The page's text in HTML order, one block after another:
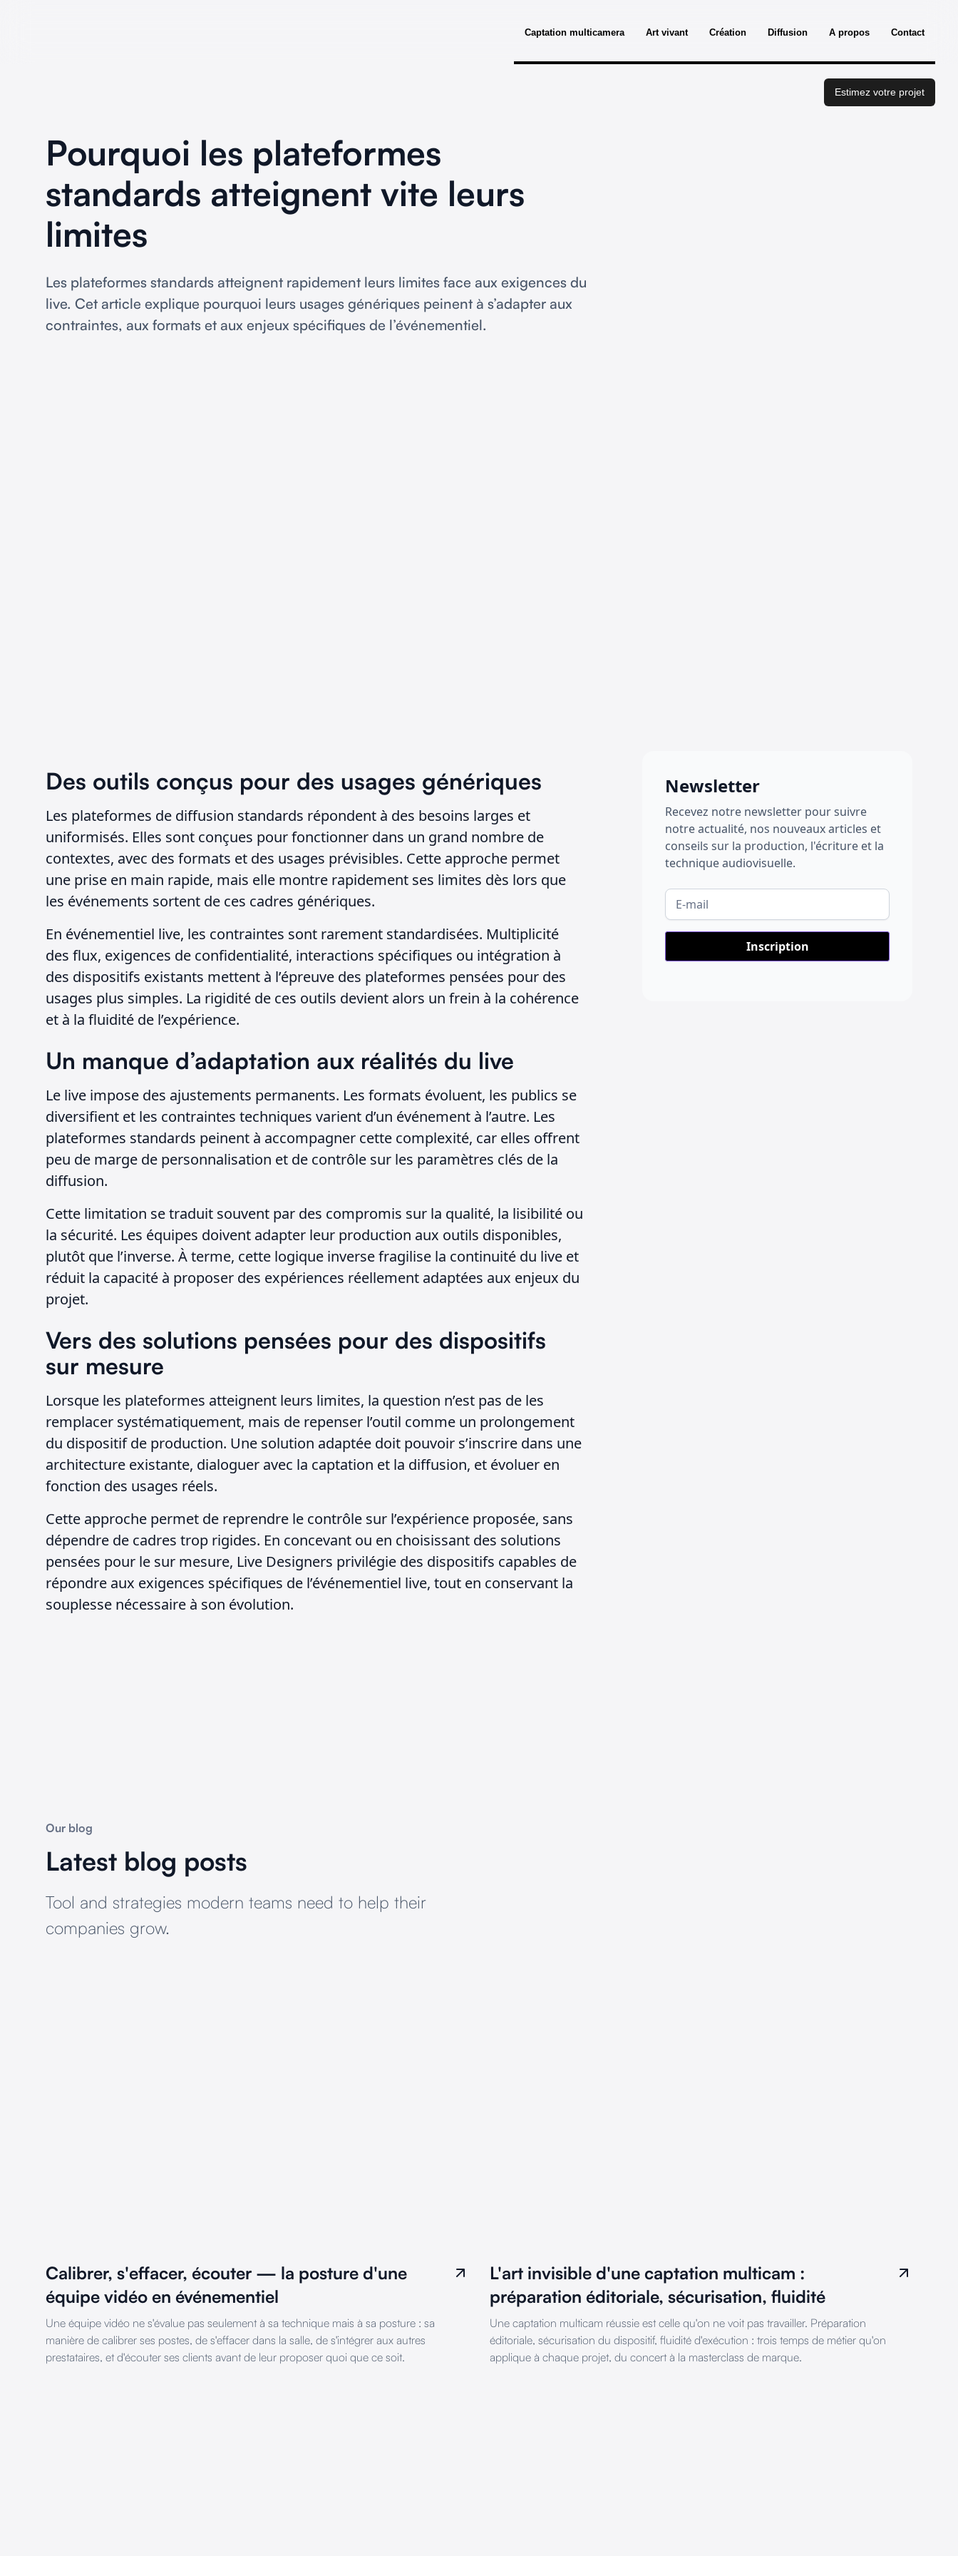
Captation multicamera Art vivant Création Diffusion A propos Contact
Estimez votre projet
Pourquoi les plateformes
standards atteignent vite leurs
limites
Les plateformes standards atteignent rapidement leurs limites face aux exigences du
live. Cet article explique pourquoi leurs usages génériques peinent à s’adapter aux
contraintes, aux formats et aux enjeux spécifiques de l’événementiel.
Des outils conçus pour des usages génériques
Les plateformes de diffusion standards répondent à des besoins larges et
uniformisés. Elles sont conçues pour fonctionner dans un grand nombre de
contextes, avec des formats et des usages prévisibles. Cette approche permet
une prise en main rapide, mais elle montre rapidement ses limites dès lors que
les événements sortent de ces cadres génériques.
En événementiel live, les contraintes sont rarement standardisées. Multiplicité
des flux, exigences de confidentialité, interactions spécifiques ou intégration à
des dispositifs existants mettent à l’épreuve des plateformes pensées pour des
usages plus simples. La rigidité de ces outils devient alors un frein à la cohérence
et à la fluidité de l’expérience.
Un manque d’adaptation aux réalités du live
Le live impose des ajustements permanents. Les formats évoluent, les publics se
diversifient et les contraintes techniques varient d’un événement à l’autre. Les
plateformes standards peinent à accompagner cette complexité, car elles offrent
peu de marge de personnalisation et de contrôle sur les paramètres clés de la
diffusion.
Cette limitation se traduit souvent par des compromis sur la qualité, la lisibilité ou
la sécurité. Les équipes doivent adapter leur production aux outils disponibles,
plutôt que l’inverse. À terme, cette logique inverse fragilise la continuité du live et
réduit la capacité à proposer des expériences réellement adaptées aux enjeux du
projet.
Vers des solutions pensées pour des dispositifs
sur mesure
Lorsque les plateformes atteignent leurs limites, la question n’est pas de les
remplacer systématiquement, mais de repenser l’outil comme un prolongement
du dispositif de production. Une solution adaptée doit pouvoir s’inscrire dans une
architecture existante, dialoguer avec la captation et la diffusion, et évoluer en
fonction des usages réels.
Cette approche permet de reprendre le contrôle sur l’expérience proposée, sans
dépendre de cadres trop rigides. En concevant ou en choisissant des solutions
pensées pour le sur mesure, Live Designers privilégie des dispositifs capables de
répondre aux exigences spécifiques de l’événementiel live, tout en conservant la
souplesse nécessaire à son évolution.
Newsletter
Recevez notre newsletter pour suivre
notre actualité, nos nouveaux articles et
conseils sur la production, l'écriture et la
technique audiovisuelle.
Our blog
Latest blog posts
Tool and strategies modern teams need to help their
companies grow.
Calibrer, s'effacer, écouter — la posture d'une
équipe vidéo en événementiel
Une équipe vidéo ne s'évalue pas seulement à sa technique mais à sa posture : sa
manière de calibrer ses postes, de s'effacer dans la salle, de s'intégrer aux autres
prestataires, et d'écouter ses clients avant de leur proposer quoi que ce soit.
L'art invisible d'une captation multicam :
préparation éditoriale, sécurisation, fluidité
Une captation multicam réussie est celle qu'on ne voit pas travailler. Préparation
éditoriale, sécurisation du dispositif, fluidité d'exécution : trois temps de métier qu'on
applique à chaque projet, du concert à la masterclass de marque.